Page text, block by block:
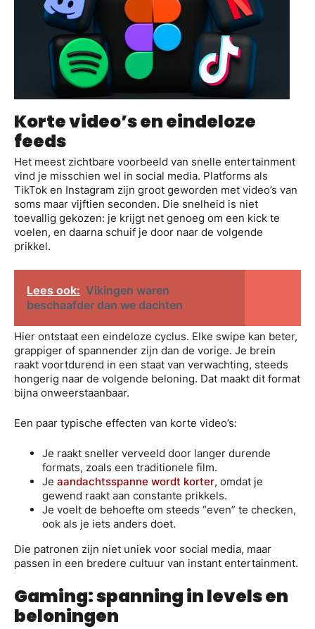
Korte video’s en eindeloze
feeds
Het meest zichtbare voorbeeld van snelle entertainment
vind je misschien wel in social media. Platforms als
TikTok en Instagram zijn groot geworden met video’s van
soms maar vijftien seconden. Die snelheid is niet
toevallig gekozen: je krijgt net genoeg om een kick te
voelen, en daarna schuif je door naar de volgende
prikkel.
Lees ook: Vikingen waren
beschaafder dan we dachten
Hier ontstaat een eindeloze cyclus. Elke swipe kan beter,
grappiger of spannender zijn dan de vorige. Je brein
raakt voortdurend in een staat van verwachting, steeds
hongerig naar de volgende beloning. Dat maakt dit format
bijna onweerstaanbaar.
Een paar typische effecten van korte video’s:
Je raakt sneller verveeld door langer durende
formats, zoals een traditionele film.
Je aandachtsspanne wordt korter, omdat je
gewend raakt aan constante prikkels.
Je voelt de behoefte om steeds “even” te checken,
ook als je iets anders doet.
Die patronen zijn niet uniek voor social media, maar
passen in een bredere cultuur van instant entertainment.
Gaming: spanning in levels en
beloningen